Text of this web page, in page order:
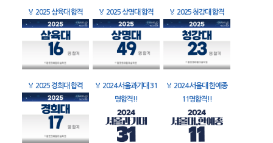
🏅 2025 삼육대 합격 🏅 2025 상명대 합격 🏅 2025 청강대 합격
🏅 2025 경희대 합격 🏅 2024 서울과기대 31
명합격!!
🏅 2024 서울대 한예종
11명합격!!